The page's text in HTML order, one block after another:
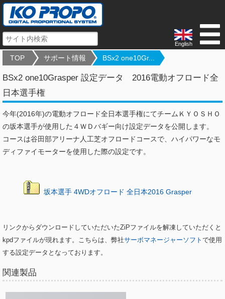
English
TOP サポート情報 BSx2 one10Gr...
BSx2 one10Grasper 設定データ 2016電動オフロード全
日本選手権
今年(2016年)の電動オフロード全日本選手権にてチームＫＹＯＳＨＯ
の坂本選手が使用した４ＷＤバギー向け設定データを公開します。
コースは谷田部アリーナ人工芝オフロードコースで、ハイパワーなモ
ディファイモーターを使用した際の設定です。
坂本選手 4WDオフロード 全日本2016 Grasper
リンクからダウンロードしていただいたZiPファイルを解凍していただくと
kpdファイルが現れます。こちらは、弊社サーボマネージャーソフト で使用
する設定データとなっております。
関連製品